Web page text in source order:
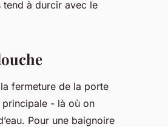
tend à durcir avec le
fermeture de la porte
principale - là où on
Pour une baignoire